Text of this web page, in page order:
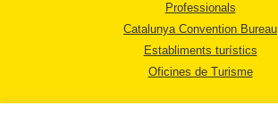
Professionals
Catalunya Convention Bureau
Establiments turístics
Oficines de Turisme